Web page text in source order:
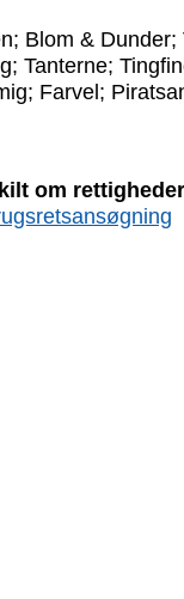
Blom &
Tanterne;
Farvel;
om